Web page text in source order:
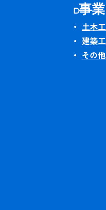
事
土木
建築
その他